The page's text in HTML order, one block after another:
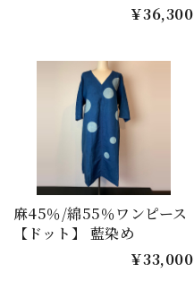
￥36,300
麻45％/綿55％ワンピース
【ドット】 藍染め
￥33,000